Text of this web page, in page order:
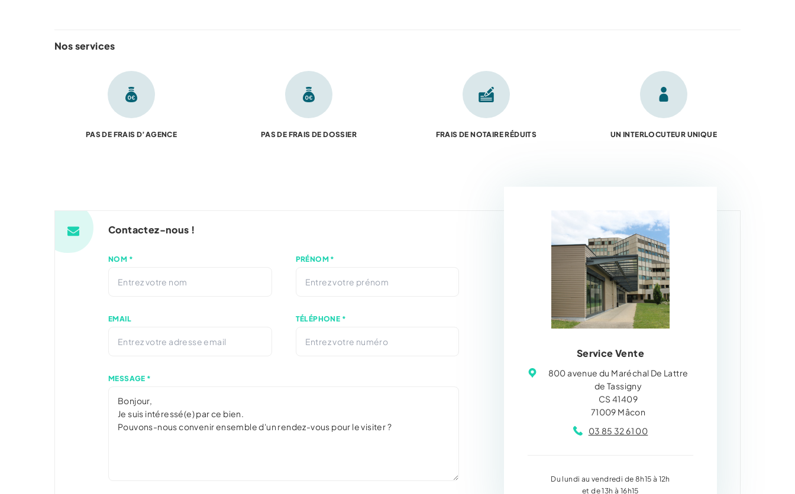
Nos services
PAS DE FRAIS D’AGENCE PAS DE FRAIS DE DOSSIER FRAIS DE NOTAIRE RÉDUITS UN INTERLOCUTEUR UNIQUE
Contactez-nous !
NOM * PRÉNOM *
EMAIL TÉLÉPHONE *
MESSAGE *
Service Vente
800 avenue du Maréchal De Lattre
de Tassigny
CS 41409
71009 Mâcon
03 85 32 61 00
Du lundi au vendredi de 8h15 à 12h
et de 13h à 16h15